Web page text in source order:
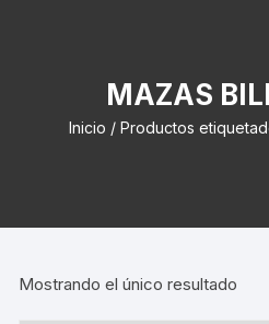
MAZAS
Inicio / Productos
Mostrando el único resultado